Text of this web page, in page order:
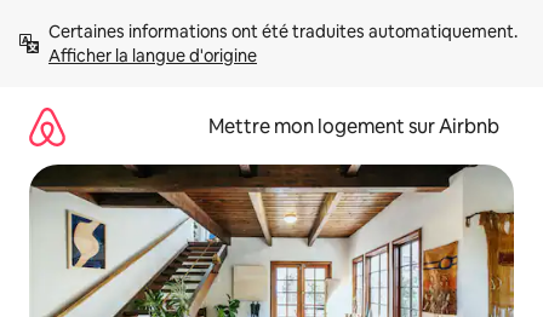
directement
Afficher la langue d'origine
Mettre mon logement sur Airbnb